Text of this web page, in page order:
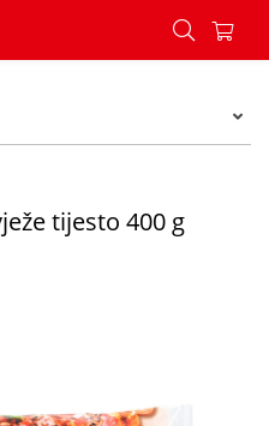
Svježe tijesto 400 g -
tijesto 400 g